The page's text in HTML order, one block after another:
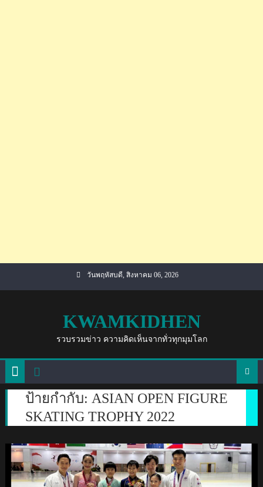
วันพฤหัสบดี, สิงหาคม 06, 2026
KWAMKIDHEN
รวบรวมข่าว ความคิดเห็นจากทั่วทุกมุมโลก
ป้ายกำกับ: ASIAN OPEN FIGURE
SKATING TROPHY 2022